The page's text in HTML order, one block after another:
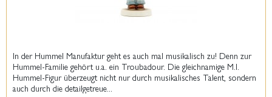
In der Hummel Manufaktur geht es auch mal musikalisch zu! Denn zur
Hummel-Familie gehört u.a. ein Troubadour. Die gleichnamige M.I.
Hummel-Figur überzeugt nicht nur durch musikalisches Talent, sondern
auch durch die detailgetreue...